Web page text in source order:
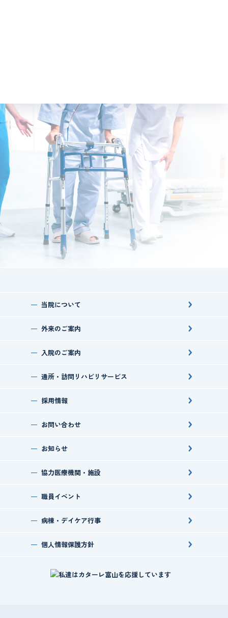
当院について
外来のご案内
入院のご案内
通所・訪問 リハビリサービス
採用情報
お問い合わせ
お知らせ
協力医療機関・施設
職員イベント
病棟・デイケア行事
個人情報保護方針